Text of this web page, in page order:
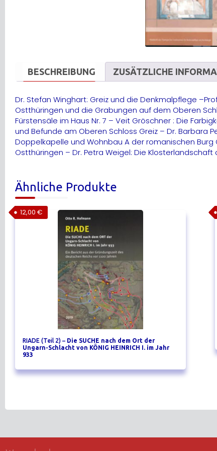
BESCHREIBUNG ZUSÄTZLICHE
Dr. Stefan Winghart: Greiz und die Denkmalpflege
Ostthüringen und die Grabungen auf dem Oberen
Fürstensäle im Haus Nr. 7 – Veit Gröschner : Die
und Befunde am Oberen Schloss Greiz – Dr. Barbara
Doppelkapelle und Wohnbau A der romanischen
Ostthüringen – Dr. Petra Weigel: Die
Ähnliche Produkte
RIADE (Teil 2) – Die SUCHE nach dem Ort der
Ungarn-Schlacht von KÖNIG HEINRICH I. im Jahr
933
12,00 €